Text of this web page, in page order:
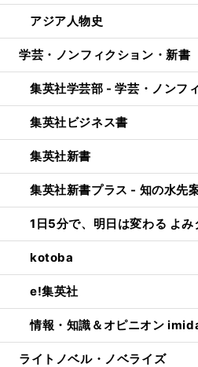
アジア人物史
学芸・ノンフィクション・新書
集英社学芸部 - 学芸・ノンフ
集英社ビジネス書
集英社新書
集英社新書プラス - 知の水先
1日5分で、明日は変わる よ
kotoba
e!集英社
情報・知識＆オピニオン
ライトノベル・ノベライズ